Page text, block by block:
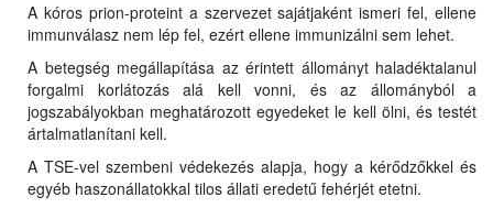
A kóros prion-proteint a szervezet sajátjaként ismeri fel, ellene
immunválasz nem lép fel, ezért ellene immunizálni sem lehet.
A betegség megállapítása az érintett állományt haladéktalanul
forgalmi korlátozás alá kell vonni, és az állományból a
jogszabályokban meghatározott egyedeket le kell ölni, és testét
ártalmatlanítani kell.
A TSE-vel szembeni védekezés alapja, hogy a kérődzőkkel és
egyéb haszonállatokkal tilos állati eredetű fehérjét etetni.